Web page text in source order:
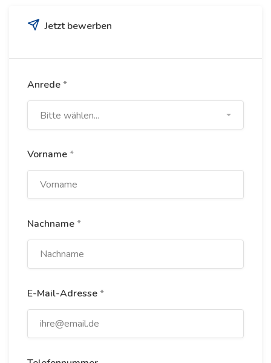
Jetzt bewerben
Anrede*
Bitte wählen...
Vorname*
Nachname*
E-Mail-Adresse*